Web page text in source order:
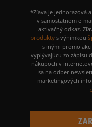
*Zľava je jednorazová
v samostatnom e-
aktivačný odkaz.
produkty s výnimkou
s inými promo
vyplývajúcu zo zápisu
nákupoch v
sa na odber
marketingových